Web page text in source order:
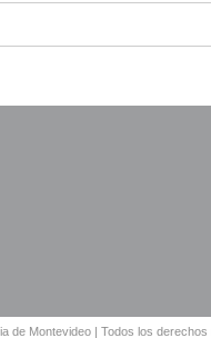
de Montevideo | Todos los